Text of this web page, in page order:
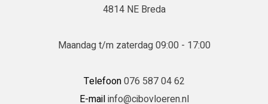
4814 NE Breda
Maandag t/m zaterdag 09:00 - 17:00
Telefoon076 587 04 62
E-mailinfo@cibovloeren.nl